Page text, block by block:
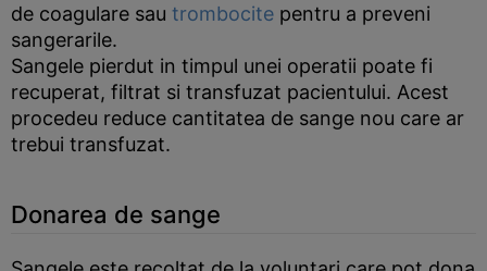
de coagulare sau trombocite pentru a preveni
sangerarile.
Sangele pierdut in timpul unei operatii poate fi
recuperat, filtrat si transfuzat pacientului. Acest
procedeu reduce cantitatea de sange nou care ar
trebui transfuzat.
Donarea de sange